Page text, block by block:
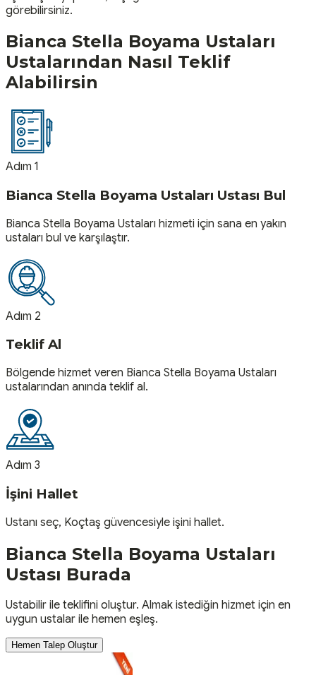
görebilirsiniz.
Bianca Stella Boyama Ustaları
Ustalarından Nasıl Teklif
Alabilirsin
Adım 1
Bianca Stella Boyama Ustaları Ustası Bul
Bianca Stella Boyama Ustaları hizmeti için sana en yakın
ustaları bul ve karşılaştır.
Adım 2
Teklif Al
Bölgende hizmet veren Bianca Stella Boyama Ustaları
ustalarından anında teklif al.
Adım 3
İşini Hallet
Ustanı seç, Koçtaş güvencesiyle işini hallet.
Bianca Stella Boyama Ustaları
Ustası Burada
Ustabilir ile teklifini oluştur. Almak istediğin hizmet için en
uygun ustalar ile hemen eşleş.
Hemen Talep Oluştur